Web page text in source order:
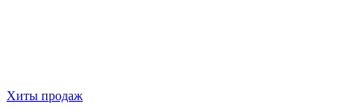
Хиты продаж